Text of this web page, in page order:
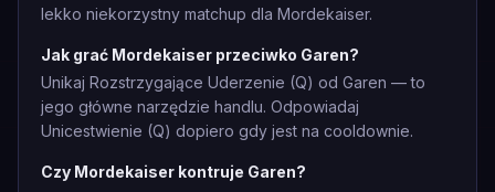
lekko niekorzystny matchup dla Mordekaiser.
Jak grać Mordekaiser przeciwko Garen?
Unikaj Rozstrzygające Uderzenie (Q) od Garen — to
jego główne narzędzie handlu. Odpowiadaj
Unicestwienie (Q) dopiero gdy jest na cooldownie.
Czy Mordekaiser kontruje Garen?